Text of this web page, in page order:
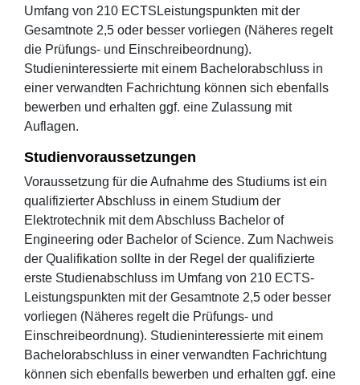
Umfang von 210 ECTSLeistungspunkten mit der
Gesamtnote 2,5 oder besser vorliegen (Näheres regelt
die Prüfungs- und Einschreibeordnung).
Studieninteressierte mit einem Bachelorabschluss in
einer verwandten Fachrichtung können sich ebenfalls
bewerben und erhalten ggf. eine Zulassung mit
Auflagen.
Studienvoraussetzungen
Voraussetzung für die Aufnahme des Studiums ist ein
qualifizierter Abschluss in einem Studium der
Elektrotechnik mit dem Abschluss Bachelor of
Engineering oder Bachelor of Science. Zum Nachweis
der Qualifikation sollte in der Regel der qualifizierte
erste Studienabschluss im Umfang von 210 ECTS-
Leistungspunkten mit der Gesamtnote 2,5 oder besser
vorliegen (Näheres regelt die Prüfungs- und
Einschreibeordnung). Studieninteressierte mit einem
Bachelorabschluss in einer verwandten Fachrichtung
können sich ebenfalls bewerben und erhalten ggf. eine